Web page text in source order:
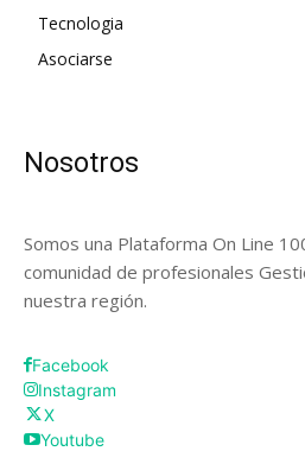
Tecnologia
Asociarse
Nosotros
Somos una Plataforma On Line
comunidad de profesionales
nuestra región.
Facebook
Instagram
X
Youtube